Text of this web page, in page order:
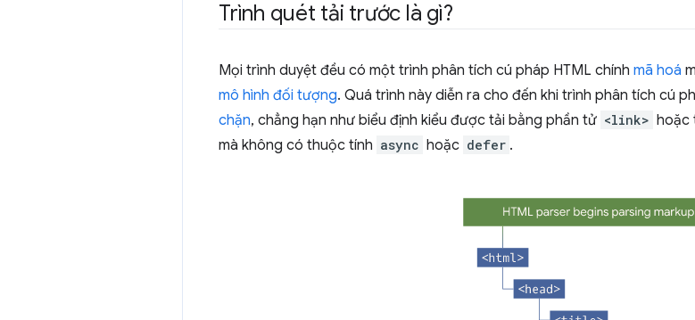
Trình quét tải trước là gì?
Mọi trình duyệt đều có một trình phân tích cú pháp HTML chính mã hoá
mô hình đối tượng. Quá trình này diễn ra cho đến khi trình phân tích cú
chặn, chẳng hạn như biểu định kiểu được tải bằng phần tử <link> hoặc
mà không có thuộc tính async hoặc defer .